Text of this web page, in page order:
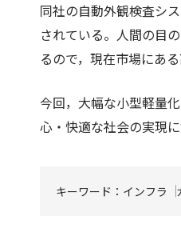
同社の自動外観検査シ
されている。人間の目
るので，現在市場にあ
今回，大幅な小型軽量
心・快適な社会の実現
キーワード： インフラ